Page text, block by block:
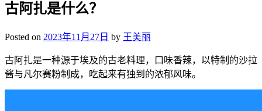
古阿扎是什么？
Posted on 2023年11月27日 by 王美丽
古阿扎是一种源于埃及的古老料理，口味香辣，以特制的沙拉
酱与凡尔赛粉制成，吃起来有独到的浓郁风味。